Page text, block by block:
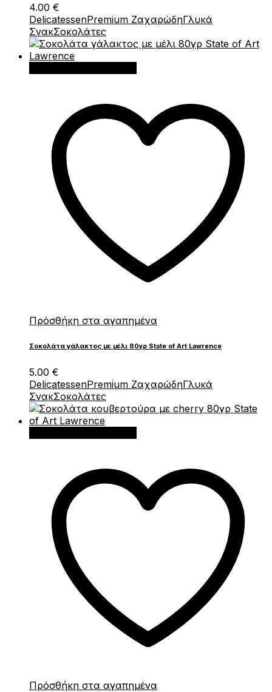
4.00 €
DelicatessenPremium ΖαχαρώδηΓλυκά
ΣνακΣοκολάτες
Πρόσθήκη στα αγαπημένα
Σοκολάτα γάλακτος με μέλι 80γρ State of Art Lawrence
5.00 €
DelicatessenPremium ΖαχαρώδηΓλυκά
ΣνακΣοκολάτες
Πρόσθήκη στα αγαπημένα